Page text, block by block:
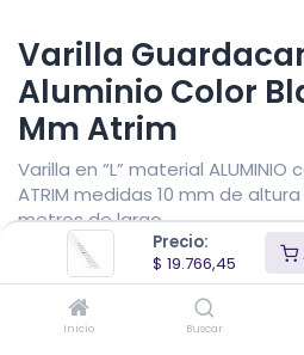
Precio:
$ 19.766,45
Inicio Buscar
Varilla
Aluminio Color
Mm Atrim
Varilla en “L” material ALUMINIO
ATRIM medidas 10 mm de
metros de largo.
19.766,45 IVA Incluido
Precio sin impuestos nacionales